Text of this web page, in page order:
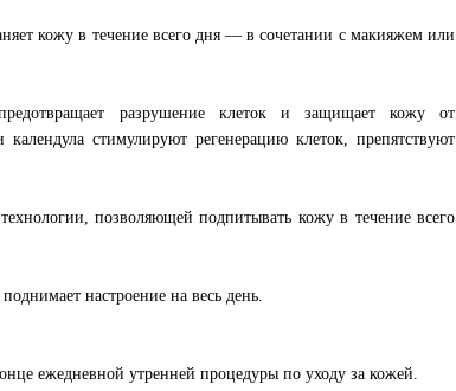
кожу в течение всего дня — в сочетании с макияжем или
разрушение клеток и защищает кожу от
стимулируют регенерацию клеток, препятствуют
позволяющей подпитывать кожу в течение всего
настроение на весь день.
ежедневной утренней процедуры по уходу за кожей.